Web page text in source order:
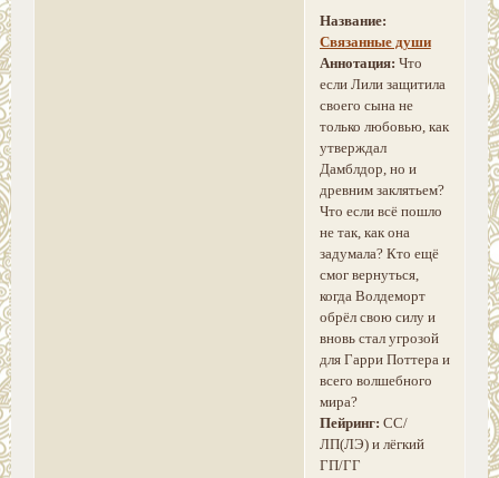
Название:
Связанные души
Аннотация: Что
если Лили защитила
своего сына не
только любовью, как
утверждал
Дамблдор, но и
древним заклятьем?
Что если всё пошло
не так, как она
задумала? Кто ещё
смог вернуться,
когда Волдеморт
обрёл свою силу и
вновь стал угрозой
для Гарри Поттера и
всего волшебного
мира?
Пейринг: СС/
ЛП(ЛЭ) и лёгкий
ГП/ГГ